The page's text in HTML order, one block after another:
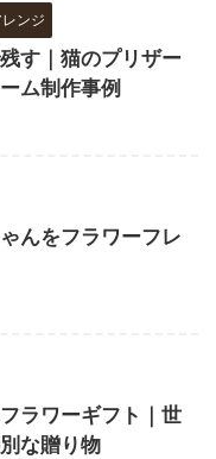
ンジ
す｜猫のプリザー
ム制作事例
んをフラワーフレ
ラワーギフト｜世
な贈り物